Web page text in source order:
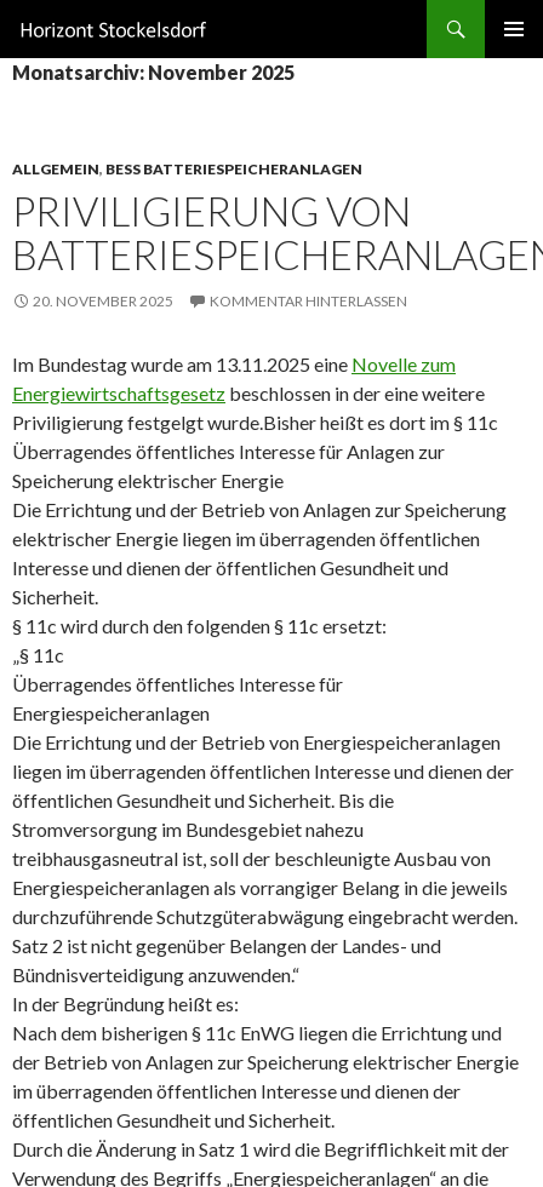
INHALT
Monatsarchiv: November 2025
ALLGEMEIN, BESS BATTERIESPEICHERANLAGEN
PRIVILIGIERUNG VON
20. NOVEMBER 2025 KOMMENTAR HINTERLASSEN
Im Bundestag wurde am 13.11.2025 eine Novelle zum
Energiewirtschaftsgesetz beschlossen in der eine weitere
Priviligierung festgelgt wurde.Bisher heißt es dort im § 11c
Überragendes öffentliches Interesse für Anlagen zur
Speicherung elektrischer Energie
Die Errichtung und der Betrieb von Anlagen zur Speicherung
elektrischer Energie liegen im überragenden öffentlichen
Interesse und dienen der öffentlichen Gesundheit und
Sicherheit.
§ 11c wird durch den folgenden § 11c ersetzt:
„§ 11c
Überragendes öffentliches Interesse für
Energiespeicheranlagen
Die Errichtung und der Betrieb von Energiespeicheranlagen
liegen im überragenden öffentlichen Interesse und dienen der
öffentlichen Gesundheit und Sicherheit. Bis die
Stromversorgung im Bundesgebiet nahezu
treibhausgasneutral ist, soll der beschleunigte Ausbau von
Energiespeicheranlagen als vorrangiger Belang in die jeweils
durchzuführende Schutzgüterabwägung eingebracht werden.
Satz 2 ist nicht gegenüber Belangen der Landes- und
Bündnisverteidigung anzuwenden.“
In der Begründung heißt es:
Nach dem bisherigen § 11c EnWG liegen die Errichtung und
der Betrieb von Anlagen zur Speicherung elektrischer Energie
im überragenden öffentlichen Interesse und dienen der
öffentlichen Gesundheit und Sicherheit.
Durch die Änderung in Satz 1 wird die Begrifflichkeit mit der
Verwendung des Begriffs „Energiespeicheranlagen“ an die